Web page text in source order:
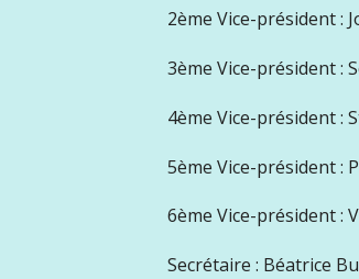
2ème Vice-président :
3ème Vice-président :
4ème Vice-président :
5ème Vice-président :
6ème Vice-président :
Secrétaire : Béatrice